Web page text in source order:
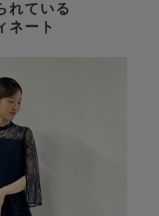
れている
ネート